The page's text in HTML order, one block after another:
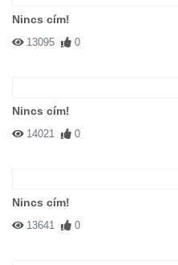
Nincs cím!
13095 0
Nincs cím!
14021 0
Nincs cím!
13641 0